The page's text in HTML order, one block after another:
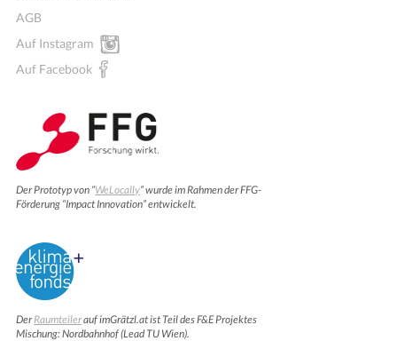
AGB
Auf Instagram
Auf Facebook
Der Prototyp von “WeLocally” wurde im Rahmen der FFG-
Förderung “Impact Innovation” entwickelt.
DerRaumteilerauf imGrätzl.at ist Teil des F&E Projektes
Mischung: Nordbahnhof (Lead TU Wien).